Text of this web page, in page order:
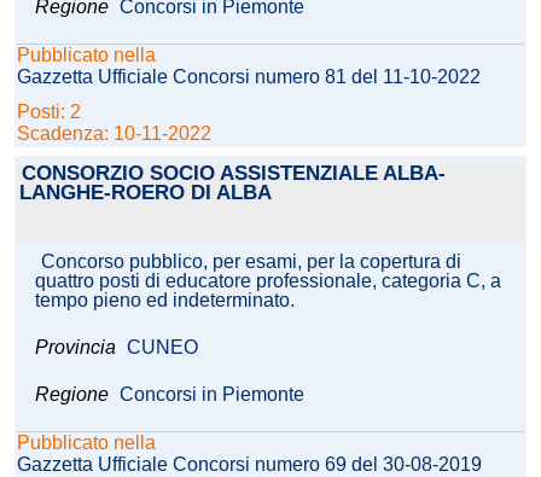
Regione Concorsi in Piemonte
Pubblicato nella
Gazzetta Ufficiale Concorsi numero 81 del 11-10-2022
Posti: 2
Scadenza: 10-11-2022
CONSORZIO SOCIO ASSISTENZIALE ALBA-
LANGHE-ROERO DI ALBA
Concorso pubblico, per esami, per la copertura di
quattro posti di educatore professionale, categoria C, a
tempo pieno ed indeterminato.
Provincia CUNEO
Regione Concorsi in Piemonte
Pubblicato nella
Gazzetta Ufficiale Concorsi numero 69 del 30-08-2019